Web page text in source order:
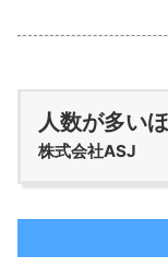
人数が多い
株式会社ASJ